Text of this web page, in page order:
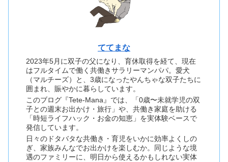
ててまな
2023年5月に双子の父になり、育休取得を経て、現在
はフルタイムで働く共働きサラリーマンパパ。愛犬
（マルチーズ）と、3歳になったやんちゃな双子たちに
囲まれ、賑やかに暮らしています。
このブログ『Tete-Mana』では、「0歳〜未就学児の双
子との週末お出かけ・旅行」や、共働き家庭を助ける
「時短ライフハック・お金の知恵」を実体験ベースで
発信しています。
日々のドタバタな共働き・育児をいかに効率よくしの
ぎ、家族みんなでお出かけを楽しむか。同じような境
遇のファミリーに、明日から使えるかもしれない実体